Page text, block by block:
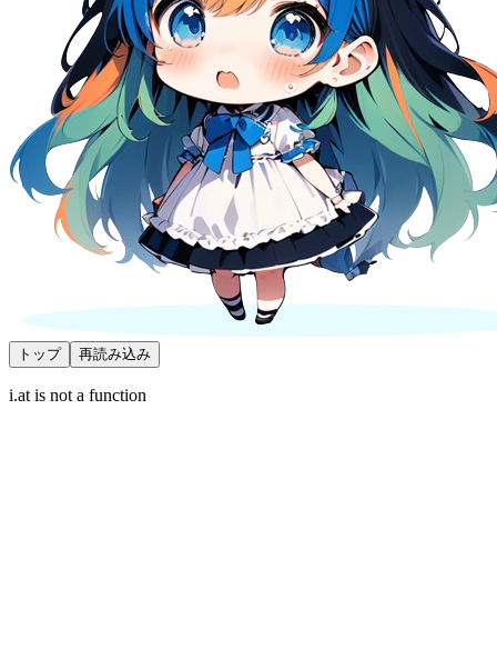
トップ 再読み込み
i.at is not a function